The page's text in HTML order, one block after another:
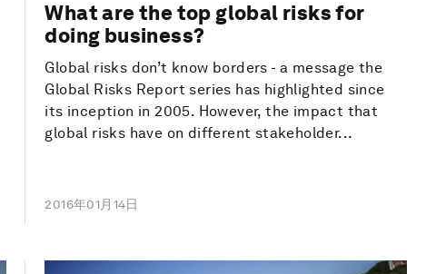
What are the top global risks for
doing business?
Global risks don’t know borders - a message the
Global Risks Report series has highlighted since
its inception in 2005. However, the impact that
global risks have on different stakeholder...
2016年01月14日